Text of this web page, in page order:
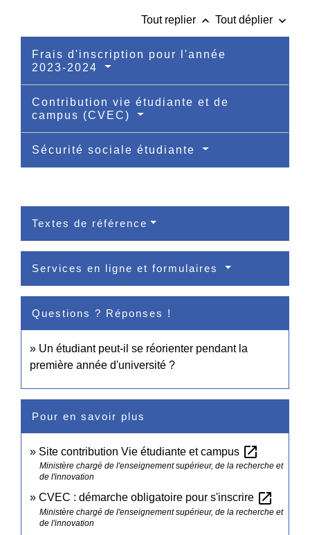
Tout replier keyboard_arrow_up Tout déplier keyboard_arrow_down
Frais d'inscription pour l'année
2023-2024
Contribution vie étudiante et de
campus (CVEC)
Sécurité sociale étudiante
Textes de référence
Services en ligne et formulaires
Questions ? Réponses !
Un étudiant peut-il se réorienter pendant la
première année d'université ?
Pour en savoir plus
Site contribution Vie étudiante et campus open_in_new
Ministère chargé de l'enseignement supérieur, de la recherche et
de l'innovation
CVEC : démarche obligatoire pour s'inscrire open_in_new
Ministère chargé de l'enseignement supérieur, de la recherche et
de l'innovation